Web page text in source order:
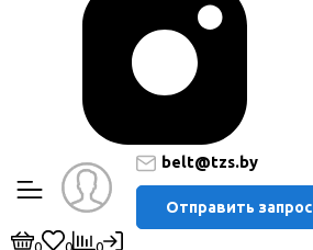
belt@tzs.by
Отправить запрос
0 0
0